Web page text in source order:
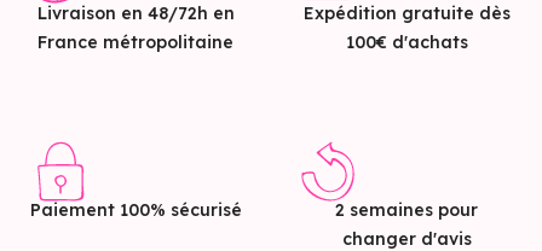
Livraison en 48/72h en
France métropolitaine
Expédition gratuite dès
100€ d'achats
Paiement 100% sécurisé
2 semaines pour
changer d'avis